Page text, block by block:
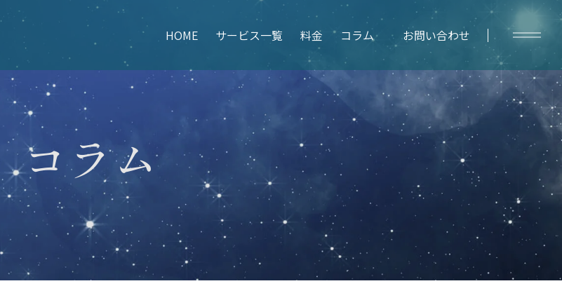
HOME サービス一覧 料金 コラム お問い合わせ
wp035731/orbit-m.co.jp/public_html/wp/wp-
料金
Company
HOME
会社概要
コンサルタント紹介
採用情報
Column
コラムトップ
– SEO対策
– WEBマーケティング
– レポート作成
コラム